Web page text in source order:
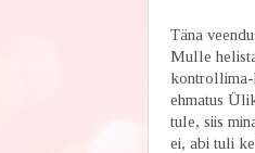
Täna
Mulle
kontrollima-
ehmatus
tule, siis
ei, abi tuli